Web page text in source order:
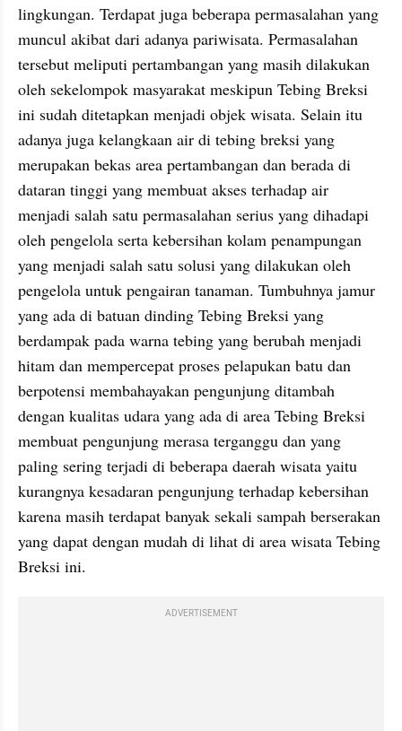
lingkungan. Terdapat juga beberapa permasalahan yang
muncul akibat dari adanya pariwisata. Permasalahan
tersebut meliputi pertambangan yang masih dilakukan
oleh sekelompok masyarakat meskipun Tebing Breksi
ini sudah ditetapkan menjadi objek wisata. Selain itu
adanya juga kelangkaan air di tebing breksi yang
merupakan bekas area pertambangan dan berada di
dataran tinggi yang membuat akses terhadap air
menjadi salah satu permasalahan serius yang dihadapi
oleh pengelola serta kebersihan kolam penampungan
yang menjadi salah satu solusi yang dilakukan oleh
pengelola untuk pengairan tanaman. Tumbuhnya jamur
yang ada di batuan dinding Tebing Breksi yang
berdampak pada warna tebing yang berubah menjadi
hitam dan mempercepat proses pelapukan batu dan
berpotensi membahayakan pengunjung ditambah
dengan kualitas udara yang ada di area Tebing Breksi
membuat pengunjung merasa terganggu dan yang
paling sering terjadi di beberapa daerah wisata yaitu
kurangnya kesadaran pengunjung terhadap kebersihan
karena masih terdapat banyak sekali sampah berserakan
yang dapat dengan mudah di lihat di area wisata Tebing
Breksi ini.
ADVERTISEMENT